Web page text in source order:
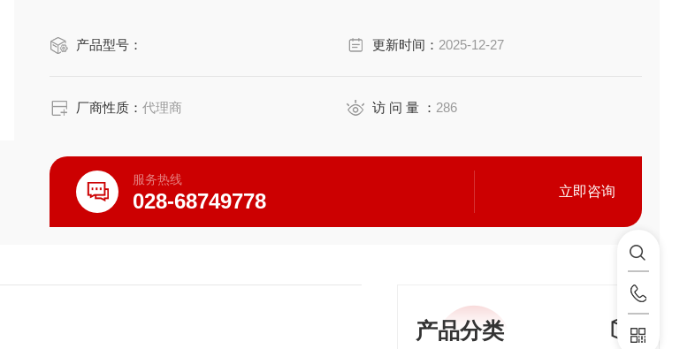
产品型号：
更新时间： 2025-12-27
厂商性质：代理商 访 问 量 ： 286
服务热线
028-68749778 立即咨询
产品分类